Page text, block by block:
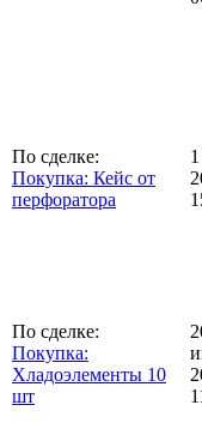
По сделке:
Покупка: Кейс от
перфоратора
По сделке:
Покупка:
Хладоэлементы 10
шт